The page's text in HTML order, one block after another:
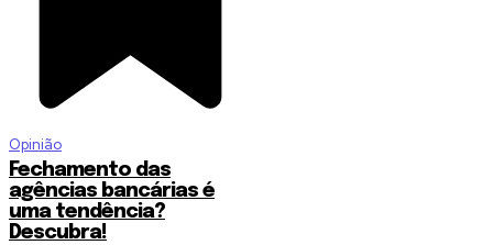
Opinião
Fechamento das
agências bancárias é
uma tendência?
Descubra!